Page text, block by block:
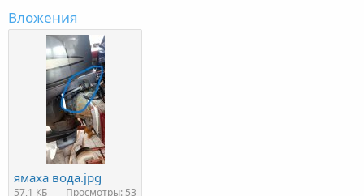
Вложения
ямаха вода.jpg
57,1 КБ Просмотры: 53